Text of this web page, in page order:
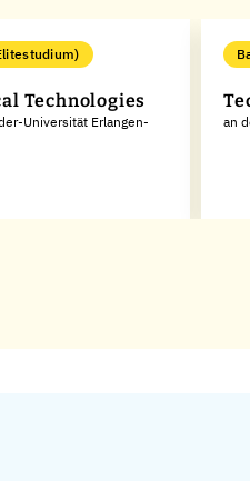
Technologies
Universität Erlangen-
an